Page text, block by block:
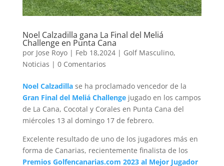
Noel Calzadilla gana La Final del Meliá
Challenge en Punta Cana
por Jose Royo| Feb 18,2024| Golf Masculino,
Noticias | 0 Comentarios
Noel Calzadillase ha proclamado vencedor de la
Gran Final del Meliá Challengejugado en los campos
de La Cana, Cocotal y Corales en Punta Cana del
miércoles 13 al domingo 17 de febrero.
Excelente resultado de uno de los jugadores más en
forma de Canarias, recientemente finalista de los
Premios Golfencanarias.com 2023 al Mejor Jugador